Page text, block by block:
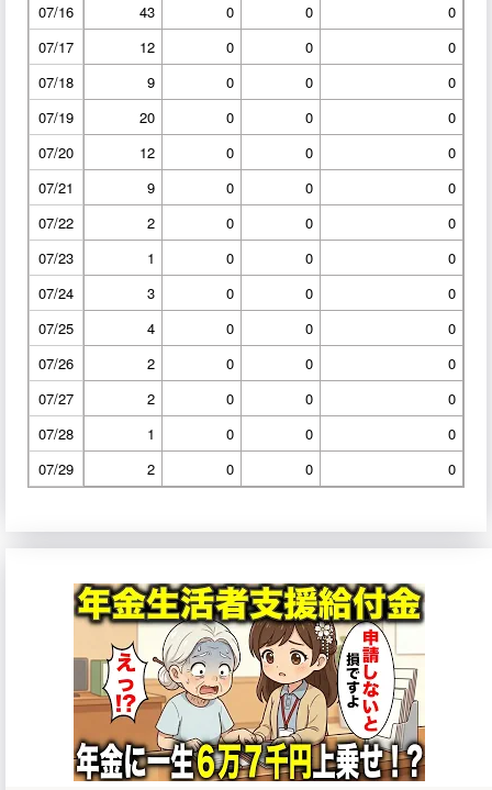
07/16 43 0 0
0
07/17
12 0 0
0
07/18
9 0 0
0
07/19
20 0 0
0
07/20
12 0 0
0
07/21
9 0 0
0
07/22
2 0 0
0
07/23
1 0 0
0
07/24
3 0 0
0
07/25
4 0 0
0
07/26
2 0 0
0
07/27
2 0 0
0
07/28
1 0 0
0
07/29
2 0 0 0